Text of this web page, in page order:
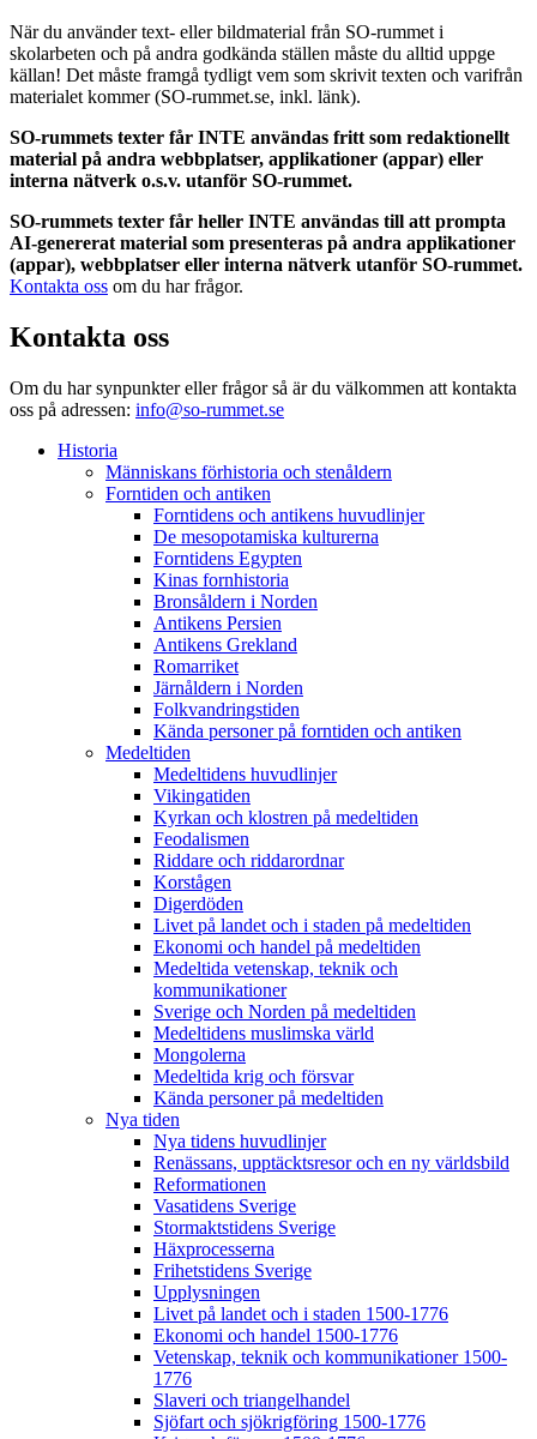
När du använder text- eller bildmaterial från SO-rummet i
skolarbeten och på andra godkända ställen måste du alltid uppge
källan! Det måste framgå tydligt vem som skrivit texten och varifrån
materialet kommer (SO-rummet.se, inkl. länk).
SO-rummets texter får INTE användas fritt som redaktionellt
material på andra webbplatser, applikationer (appar) eller
interna nätverk o.s.v. utanför SO-rummet.
SO-rummets texter får heller INTE användas till att prompta
AI-genererat material som presenteras på andra applikationer
(appar), webbplatser eller interna nätverk utanför SO-rummet.
Kontakta oss om du har frågor.
Kontakta oss
Om du har synpunkter eller frågor så är du välkommen att kontakta
oss på adressen: info@so-rummet.se
Historia
Människans förhistoria och stenåldern
Forntiden och antiken
Forntidens och antikens huvudlinjer
De mesopotamiska kulturerna
Forntidens Egypten
Kinas fornhistoria
Bronsåldern i Norden
Antikens Persien
Antikens Grekland
Romarriket
Järnåldern i Norden
Folkvandringstiden
Kända personer på forntiden och antiken
Medeltiden
Medeltidens huvudlinjer
Vikingatiden
Kyrkan och klostren på medeltiden
Feodalismen
Riddare och riddarordnar
Korstågen
Digerdöden
Livet på landet och i staden på medeltiden
Ekonomi och handel på medeltiden
Medeltida vetenskap, teknik och
kommunikationer
Sverige och Norden på medeltiden
Medeltidens muslimska värld
Mongolerna
Medeltida krig och försvar
Kända personer på medeltiden
Nya tiden
Nya tidens huvudlinjer
Renässans, upptäcktsresor och en ny världsbild
Reformationen
Vasatidens Sverige
Stormaktstidens Sverige
Häxprocesserna
Frihetstidens Sverige
Upplysningen
Livet på landet och i staden 1500-1776
Ekonomi och handel 1500-1776
Vetenskap, teknik och kommunikationer 1500-
1776
Slaveri och triangelhandel
Sjöfart och sjökrigföring 1500-1776